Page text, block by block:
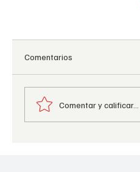
Comentarios
Comentar y calificar...